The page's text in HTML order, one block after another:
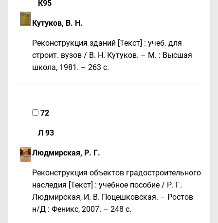
К95
Кутуков, В. Н.
Реконструкция зданий [Текст] : учеб. для
строит. вузов / В. Н. Кутуков. – М. : Высшая
школа, 1981. – 263 c.
72
Л 93
Людмирская, Р. Г.
Реконструкция объектов градостроительного
наследия [Текст] : учебное пособие / Р. Г.
Людмирская, И. В. Поцешковская. – Ростов
н/Д : Феникс, 2007. – 248 с.